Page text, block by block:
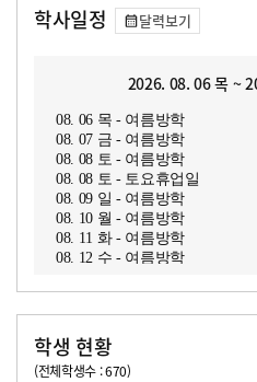
학사일정 달력보기
2026. 08. 06 목 ~
08. 06 목 - 여름방학
08. 07 금 - 여름방학
08. 08 토 - 여름방학
08. 08 토 - 토요휴업일
08. 09 일 - 여름방학
08. 10 월 - 여름방학
08. 11 화 - 여름방학
08. 12 수 - 여름방학
학생 현황
(전체학생수 : 670)